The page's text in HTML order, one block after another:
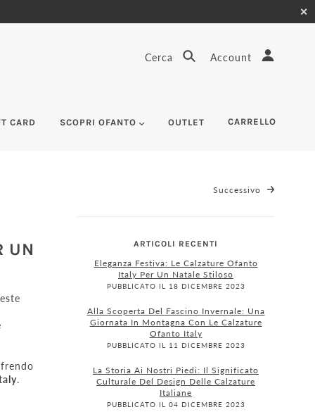
✕
Cerca Account
CARD SCOPRI OFANTO OUTLET CARRELLO
Successivo
UN
.
ARTICOLI RECENTI
Eleganza Festiva: Le Calzature Ofanto
Italy Per Un Natale Stiloso
PUBBLICATO IL 18 DICEMBRE 2023
Alla Scoperta Del Fascino Invernale: Una
Giornata In Montagna Con Le Calzature
Ofanto Italy
PUBBLICATO IL 11 DICEMBRE 2023
La Storia Ai Nostri Piedi: Il Significato
Culturale Del Design Delle Calzature
Italiane
PUBBLICATO IL 04 DICEMBRE 2023